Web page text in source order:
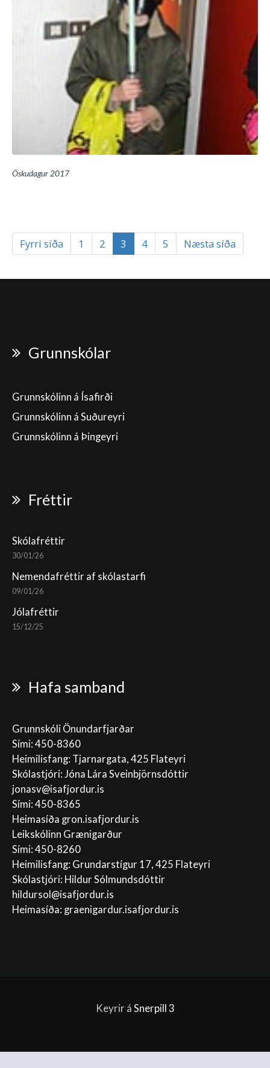
Öskudagur 2017
Fyrri síða 1 2 3 4 5 Næsta síða
Grunnskólar
Grunnskólinn á Ísafirði
Grunnskólinn á Suðureyri
Grunnskólinn á Þingeyri
Fréttir
Skólafréttir
30/01/26
Nemendafréttir af skólastarfi
09/01/26
Jólafréttir
15/12/25
Hafa samband
Grunnskóli Önundarfjarðar
Sími: 450-8360
Heimilisfang: Tjarnargata, 425 Flateyri
Skólastjóri: Jóna Lára Sveinbjörnsdóttir
jonasv@isafjordur.is
Sími: 450-8365
Heimasíða gron.isafjordur.is
Leikskólinn Grænigarður
Sími: 450-8260
Heimilisfang: Grundarstígur 17, 425 Flateyri
Skólastjóri: Hildur Sólmundsdóttir
hildursol@isafjordur.is
Heimasíða: graenigardur.isafjordur.is
Keyrir á Snerpill 3